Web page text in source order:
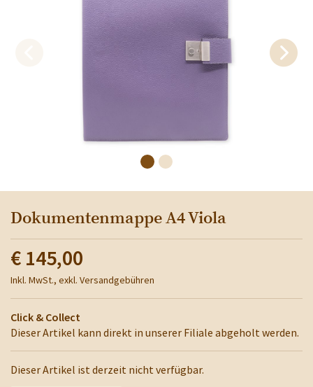
Dokumentenmappe A4 Viola
€ 145,00
Inkl. MwSt., exkl. Versandgebühren
Click & Collect
Dieser Artikel kann direkt in unserer Filiale abgeholt werden.
Dieser Artikel ist derzeit nicht verfügbar.